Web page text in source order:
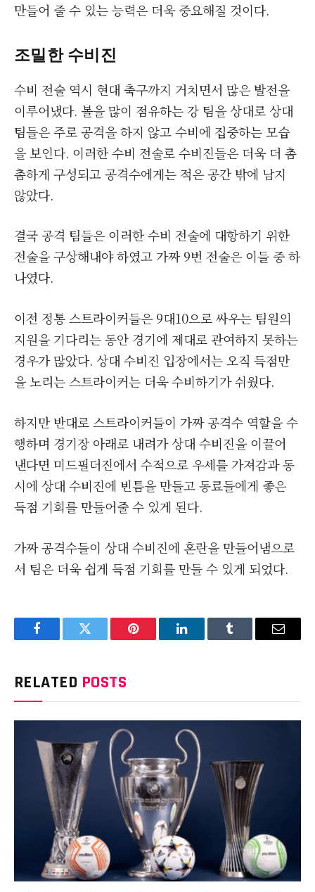
만들어 줄 수 있는 능력은 더욱 중요해질 것이다.
조밀한 수비진
수비 전술 역시 현대 축구까지 거치면서 많은 발전을
이루어냈다. 볼을 많이 점유하는 강 팀을 상대로 상대
팀들은 주로 공격을 하지 않고 수비에 집중하는 모습
을 보인다. 이러한 수비 전술로 수비진들은 더욱 더 촘
촘하게 구성되고 공격수에게는 적은 공간 밖에 남지
않았다.
결국 공격 팀들은 이러한 수비 전술에 대항하기 위한
전술을 구상해내야 하였고 가짜 9번 전술은 이들 중 하
나였다.
이전 정통 스트라이커들은 9대10으로 싸우는 팀원의
지원을 기다리는 동안 경기에 제대로 관여하지 못하는
경우가 많았다. 상대 수비진 입장에서는 오직 득점만
을 노리는 스트라이커는 더욱 수비하기가 쉬웠다.
하지만 반대로 스트라이커들이 가짜 공격수 역할을 수
행하며 경기장 아래로 내려가 상대 수비진을 이끌어
낸다면 미드필더진에서 수적으로 우세를 가져감과 동
시에 상대 수비진에 빈틈을 만들고 동료들에게 좋은
득점 기회를 만들어줄 수 있게 된다.
가짜 공격수들이 상대 수비진에 혼란을 만들어냄으로
서 팀은 더욱 쉽게 득점 기회를 만들 수 있게 되었다.
FacebookTwitter Pinterest LinkedInTumblr Email
RELATED POSTS